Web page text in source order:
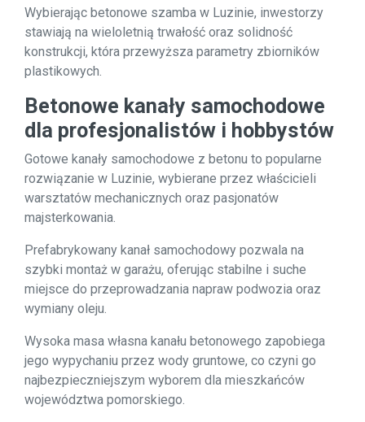
Wybierając betonowe szamba w Luzinie, inwestorzy
stawiają na wieloletnią trwałość oraz solidność
konstrukcji, która przewyższa parametry zbiorników
plastikowych.
Betonowe kanały samochodowe
dla profesjonalistów i hobbystów
Gotowe kanały samochodowe z betonu to popularne
rozwiązanie w Luzinie, wybierane przez właścicieli
warsztatów mechanicznych oraz pasjonatów
majsterkowania.
Prefabrykowany kanał samochodowy pozwala na
szybki montaż w garażu, oferując stabilne i suche
miejsce do przeprowadzania napraw podwozia oraz
wymiany oleju.
Wysoka masa własna kanału betonowego zapobiega
jego wypychaniu przez wody gruntowe, co czyni go
najbezpieczniejszym wyborem dla mieszkańców
województwa pomorskiego.